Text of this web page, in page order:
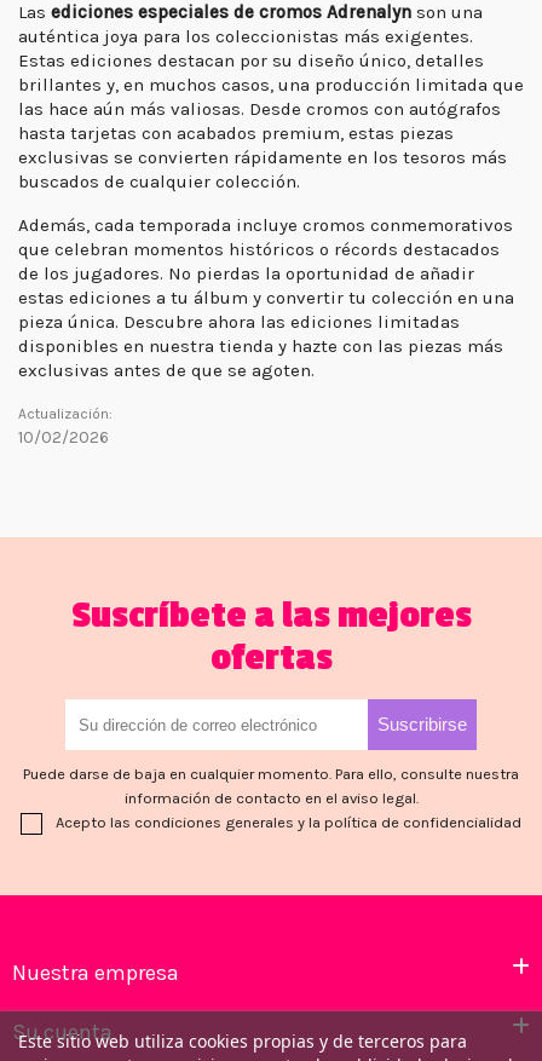
Las ediciones especiales de cromos Adrenalyn son una
auténtica joya para los coleccionistas más exigentes.
Estas ediciones destacan por su diseño único, detalles
brillantes y, en muchos casos, una producción limitada que
las hace aún más valiosas. Desde cromos con autógrafos
hasta tarjetas con acabados premium, estas piezas
exclusivas se convierten rápidamente en los tesoros más
buscados de cualquier colección.
Además, cada temporada incluye cromos conmemorativos
que celebran momentos históricos o récords destacados
de los jugadores. No pierdas la oportunidad de añadir
estas ediciones a tu álbum y convertir tu colección en una
pieza única. Descubre ahora las ediciones limitadas
disponibles en nuestra tienda y hazte con las piezas más
exclusivas antes de que se agoten.
Actualización:
10/02/2026
Suscríbete a las mejores
ofertas
Puede darse de baja en cualquier momento. Para ello, consulte nuestra
información de contacto en el aviso legal.
Acepto las condiciones generales y la política de confidencialidad
Nuestra empresa
Su cuenta
Este sitio web utiliza cookies propias y de terceros para